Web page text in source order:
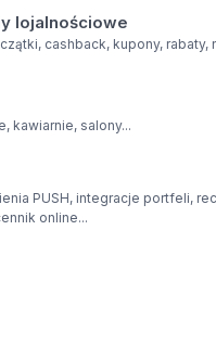
lojalnościowe
cashback, kupony, rabaty,
kawiarnie, salony...
PUSH, integracje portfeli,
online...